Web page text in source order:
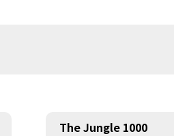
The Jungle 1000